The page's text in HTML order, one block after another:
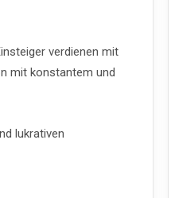
verdienen mit
mit konstantem und
lukrativen